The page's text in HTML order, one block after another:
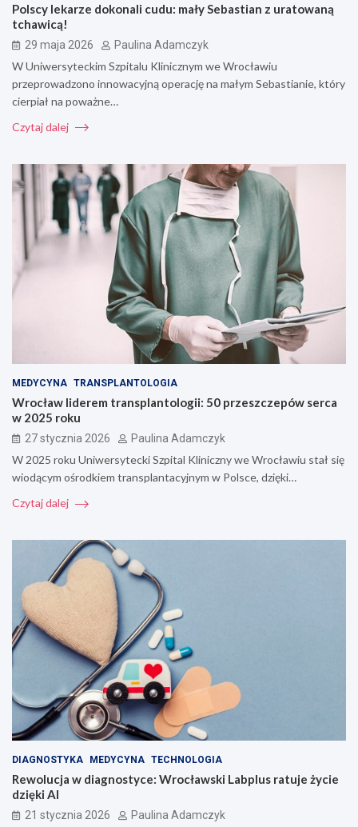
Polscy lekarze dokonali cudu: mały Sebastian z uratowaną
tchawicą!
29 maja 2026 Paulina Adamczyk
W Uniwersyteckim Szpitalu Klinicznym we Wrocławiu
przeprowadzono innowacyjną operację na małym Sebastianie, który
cierpiał na poważne…
Czytaj dalej
MEDYCYNA TRANSPLANTOLOGIA
Wrocław liderem transplantologii: 50 przeszczepów serca
w 2025 roku
27 stycznia 2026 Paulina Adamczyk
W 2025 roku Uniwersytecki Szpital Kliniczny we Wrocławiu stał się
wiodącym ośrodkiem transplantacyjnym w Polsce, dzięki…
Czytaj dalej
DIAGNOSTYKA MEDYCYNA TECHNOLOGIA
Rewolucja w diagnostyce: Wrocławski Labplus ratuje życie
dzięki AI
21 stycznia 2026 Paulina Adamczyk